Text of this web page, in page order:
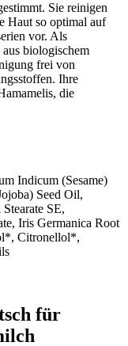
Sie reinigen
Haut so optimal auf
vor. Als
biologischem
frei von
Ihre
die
Indicum (Sesame)
Seed Oil,
SE,
Iris Germanica Root
Citronellol*,
für